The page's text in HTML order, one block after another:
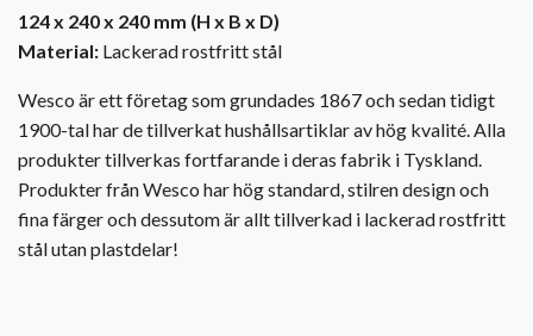
124 x 240 x 240 mm (H x B x D)
Material: Lackerad rostfritt stål
Wesco är ett företag som grundades 1867 och sedan tidigt
1900-tal har de tillverkat hushållsartiklar av hög kvalité. Alla
produkter tillverkas fortfarande i deras fabrik i Tyskland.
Produkter från Wesco har hög standard, stilren design och
fina färger och dessutom är allt tillverkad i lackerad rostfritt
stål utan plastdelar!